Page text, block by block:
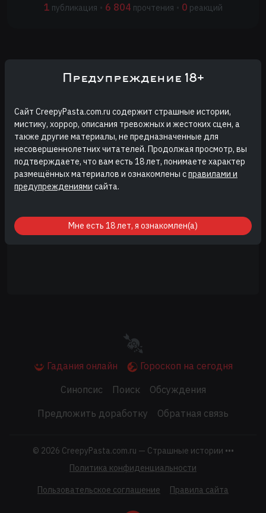
1 публикация 6 804 прочтения 0 реакций
читать онлайн
Теперь ты с нами
другой будний день я пошла в колледж, отучившись шла…
Гадания онлайн
Гороскоп на сегодня
Синопсис
Поиск
Обсуждения
Предложить доработку
Обратная связь
© 2026 CreepyPasta.com.ru — Страшные истории •••
Политика конфиденциальности
Пользовательское соглашение Правила сайта
Предупреждение 18+
Сайт CreepyPasta.com.ru содержит страшные истории,
мистику, хоррор, описания тревожных и жестоких сцен, а
также другие материалы, не предназначенные для
несовершеннолетних читателей. Продолжая просмотр, вы
подтверждаете, что вам есть 18 лет, понимаете характер
размещённых материалов и ознакомлены справилами и
предупреждениями сайта.
Мне есть 18 лет, я ознакомлен(а)